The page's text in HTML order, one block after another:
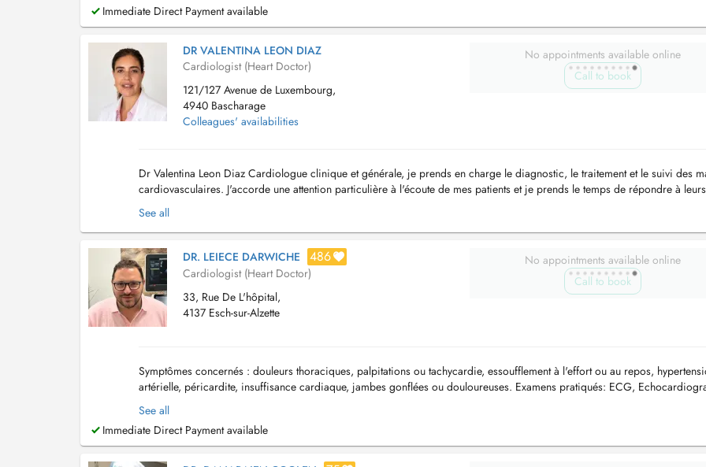
Immediate Direct Payment available
DR VALENTINA LEON DIAZ
Cardiologist (Heart Doctor)
121/127 Avenue de Luxembourg,
4940 Bascharage
Colleagues' availabilities
No appointments available online
Call to book
Dr Valentina Leon Diaz Cardiologue clinique et générale, je prends en charge le diagnostic, le traitement et le suivi des
cardiovasculaires. J'accorde une attention particulière à l'écoute de mes patients et je prends le temps de répondre à leurs
questions afin que chacun puisse comp...
See all
DR. LEIECE DARWICHE 486
Cardiologist (Heart Doctor)
33, Rue De L'hôpital,
4137 Esch-sur-Alzette
No appointments available online
Call to book
Symptômes concernés : douleurs thoraciques, palpitations ou tachycardie, essoufflement à l'effort ou au repos,
artérielle, péricardite, insuffisance cardiaque, jambes gonflées ou douloureuses. Examens pratiqués: ECG,
doppler, Echographie des carotides (troncs supra-ao...
See all
Immediate Direct Payment available